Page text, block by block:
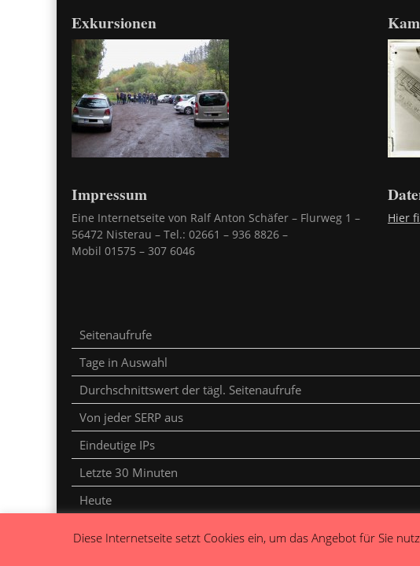
Exkursionen
Impressum
Eine Internetseite von Ralf Anton Schäfer – Flurweg 1 –
56472 Nisterau – Tel.: 02661 – 936 8826 –
Mobil 01575 – 307 6046
Hier
Seitenaufrufe
Tage in Auswahl
Durchschnittswert der tägl. Seitenaufrufe
Von jeder SERP aus
Eindeutige IPs
Letzte 30 Minuten
Heute
Diese Internetseite setzt Cookies ein, um das Angebot für Sie